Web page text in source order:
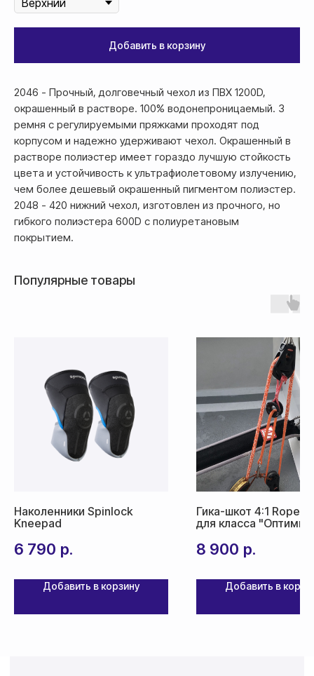
Добавить в корзину
2046 - Прочный, долговечный чехол из ПВХ 1200D,
окрашенный в растворе. 100% водонепроницаемый. 3
ремня с регулируемыми пряжками проходят под
корпусом и надежно удерживают чехол. Окрашенный в
растворе полиэстер имеет гораздо лучшую стойкость
цвета и устойчивость к ультрафиолетовому излучению,
чем более дешевый окрашенный пигментом полиэстер.
2048 - 420 нижний чехол, изготовлен ​​из прочного, но
гибкого полиэстера 600D с полиуретановым
покрытием.
Популярные товары
Наколенники Spinlock
Kneepad
6 790 р.
Добавить в корзину
Гика-шкот 4:1 Ropes
для класса
8 900 р.
Добавить в
Банковской картой системы,
либо другим безналичным
переводом
Доставка
Доставка товара осуществляется
почтовым сервисом СДЭК:
По России — 300₽,
срок доставки 2-3 дня
Оформление и отправка заказа
осуществляется
после полной предоплаты